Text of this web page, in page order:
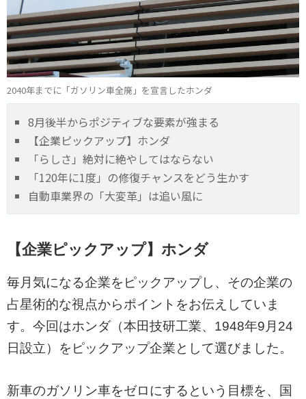
2040年までに「ガソリン車全廃」を宣言したホンダ
8月後半からポジティブな要素が強まる
【企業ピックアップ】ホンダ
「らしさ」絶対に絶やしてはならない
「120年に1度」の修復チャンスをどう生かす
自動車業界の「大変革」は追い風に
【企業ピックアップ】ホンダ
毎月気になる企業をピックアップし、その企業の
占星術的な視点からポイントをお伝えしていま
す。今回はホンダ（本田技研工業、1948年9月24
日設立）をピックアップ企業として選びました。
新車のガソリン車をゼロにするという目標を、国